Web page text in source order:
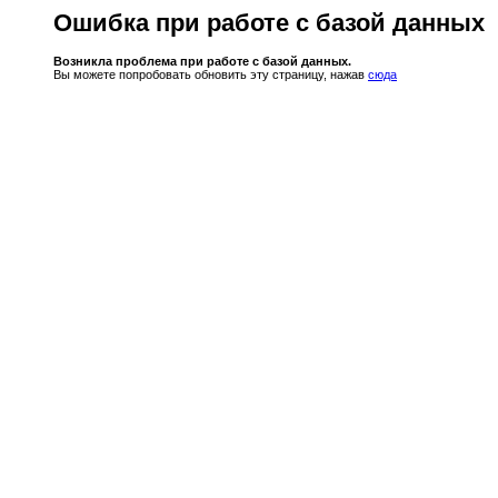
Ошибка при работе с базой данных
Возникла проблема при работе с базой данных.
Вы можете попробовать обновить эту страницу, нажав сюда